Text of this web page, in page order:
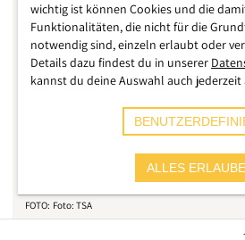
Foto: TSA
wichtig ist können Cookies und die
Funktionalitäten, die nicht für die
notwendig sind, einzeln erlaubt oder
Details dazu findest du in unserer
kannst du deine Auswahl auch jederzeit
ALLES